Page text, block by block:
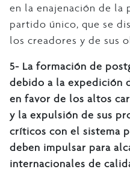
en la enajenación de
partido único, que se
los creadores y de sus
5- La formación de
debido a la expedición
en favor de los altos
y la expulsión de sus
críticos con el sistema
deben impulsar para
internacionales de